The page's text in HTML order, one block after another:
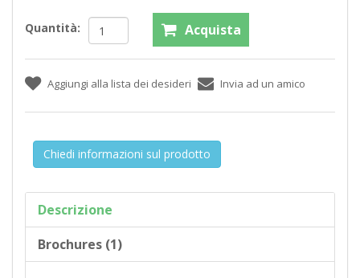
Quantità:
Chiedi informazioni sul prodotto
Descrizione
Brochures (1)